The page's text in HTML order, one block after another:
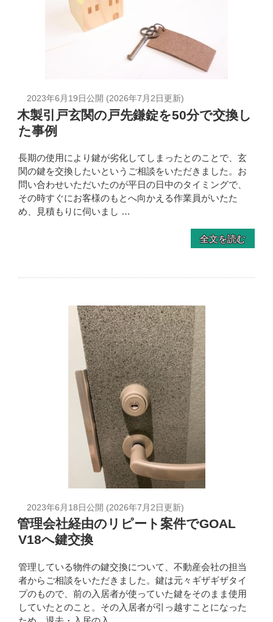
2023年6月19日公開 (2026年7月2日更新)
木製引戸玄関の戸先鎌錠を50分で交換し
た事例
長期の使用により鍵が劣化してしまったとのことで、玄
関の鍵を交換したいというご相談をいただきました。お
問い合わせいただいたのが平日の日中のタイミングで、
その時すぐにお客様のもとへ向かえる作業員がいたた
め、見積もりに伺いまし …
全文を読む
2023年6月18日公開 (2026年7月2日更新)
管理会社経由のリピート案件でGOAL
V18へ鍵交換
管理している物件の鍵交換について、不動産会社の担当
者からご相談をいただきました。鍵は元々ギザギザタイ
プのもので、前の入居者が使っていた鍵をそのまま使用
していたとのこと。その入居者が引っ越すことになった